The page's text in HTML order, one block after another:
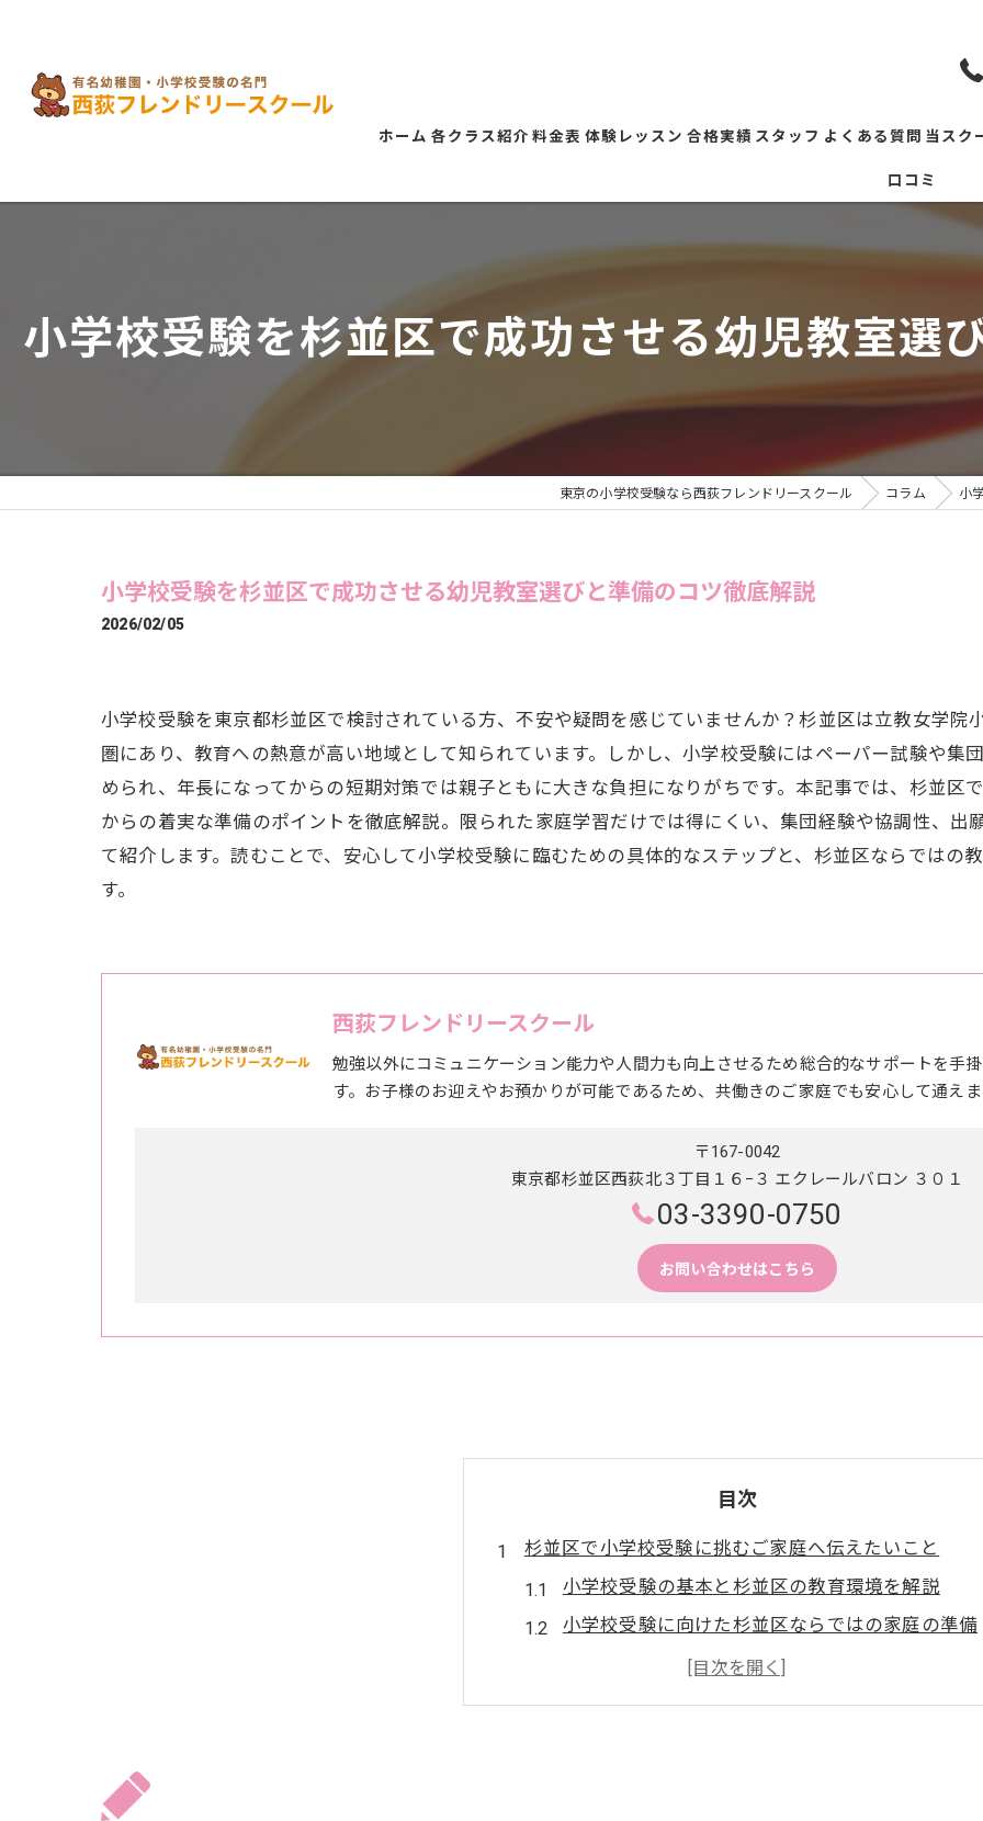
ホーム 各クラス紹介
講習会テスト
ゴールデンウィーク特訓
料金表 体験レッスン 合格実績 スタッフ よくある質問 当スク
塾
教室
願書
口コミ
小学校受験を杉並区で成功させる幼児教室選
東京の小学校受験なら西荻フレンドリースクール コラム 小
小学校受験を杉並区で成功させる幼児教室選びと準備のコツ徹底解説
2026/02/05
小学校受験を東京都杉並区で検討されている方、不安や疑問を感じていませんか？杉並区は立教女学院
圏にあり、教育への熱意が高い地域として知られています。しかし、小学校受験にはペーパー試験や集
められ、年長になってからの短期対策では親子ともに大きな負担になりがちです。本記事では、杉並区
からの着実な準備のポイントを徹底解説。限られた家庭学習だけでは得にくい、集団経験や協調性、出
て紹介します。読むことで、安心して小学校受験に臨むための具体的なステップと、杉並区ならではの
す。
西荻フレンドリースクール
勉強以外にコミュニケーション能力や人間力も向上させるため総合的なサポートを手
す。お子様のお迎えやお預かりが可能であるため、共働きのご家庭でも安心して通え
〒167-0042
東京都杉並区西荻北３丁目１６−３ エクレールバロン ３０１
03-3390-0750
お問い合わせはこちら
目次
杉並区で小学校受験に挑むご家庭へ伝えたいこと
小学校受験の基本と杉並区の教育環境を解説
小学校受験に向けた杉並区ならではの家庭の準備
小学校受験を検討する杉並区家庭の意識調査
小学校受験が杉並区で注目される理由を探る